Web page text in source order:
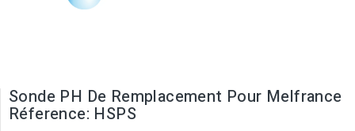
Sonde PH De Remplacement Pour Melfrance
Réference: HSPS